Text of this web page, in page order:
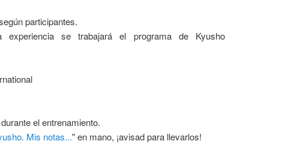
participantes.
experiencia se trabajará el programa de Kyusho
el entrenamiento.
Mis notas..." en mano, ¡avisad para llevarlos!